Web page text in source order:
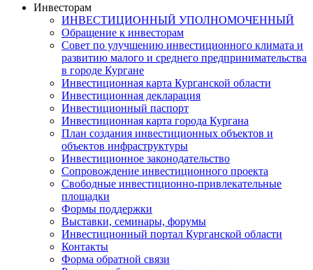
Инвесторам
ИНВЕСТИЦИОННЫЙ УПОЛНОМОЧЕННЫЙ
Обращение к инвесторам
Совет по улучшению инвестиционного климата и
развитию малого и среднего предпринимательства
в городе Кургане
Инвестиционная карта Курганской области
Инвестиционная декларация
Инвестиционный паспорт
Инвестиционная карта города Кургана
План создания инвестиционных объектов и
объектов инфраструктуры
Инвестиционное законодательство
Сопровождение инвестиционного проекта
Свободные инвестиционно-привлекательные
площадки
Формы поддержки
Выставки, семинары, форумы
Инвестиционный портал Курганской области
Контакты
Форма обратной связи